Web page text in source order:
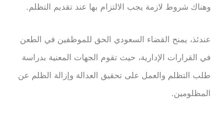
وهناك شروط لازمة يجب الالتزام بها عند تقديم التظلم.
عندئذ، يمنح القضاء السعودي الحق للموظفين في الطعن
في القرارات الإدارية، حيث تقوم الجهات المعنية بدراسة
طلب التظلم والعمل على تحقيق العدالة وإزالة الظلم عن
المظلومين.